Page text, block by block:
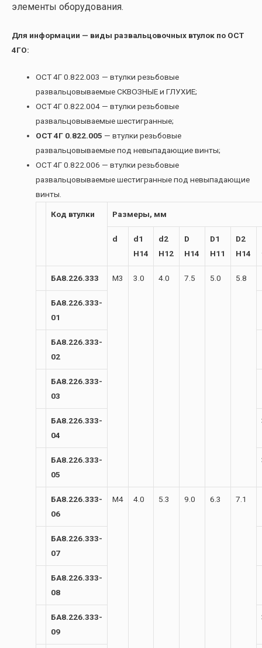
элементы оборудования.
Для информации — виды развальцовочных втулок по ОСТ
4ГО:
ОСТ 4Г 0.822.003 — втулки резьбовые
развальцовываемые СКВОЗНЫЕ и ГЛУХИЕ;
ОСТ 4Г 0.822.004 — втулки резьбовые
развальцовываемые шестигранные;
ОСТ 4Г 0.822.005 — втулки резьбовые
развальцовываемые под невыпадающие винты;
ОСТ 4Г 0.822.006 — втулки резьбовые
развальцовываемые шестигранные под невыпадающие
винты.
Код втулки Размеры, мм
d
d1
H14
d2
H12
D
H14
D1
H11
D2
H14
БА8.226.333 М3 3.0 4.0 7.5 5.0 5.8
БА8.226.333-
01
БА8.226.333-
02
БА8.226.333-
03
БА8.226.333-
04
БА8.226.333-
05
БА8.226.333-
06
М4 4.0 5.3 9.0 6.3 7.1
БА8.226.333-
07
БА8.226.333-
08
БА8.226.333-
09